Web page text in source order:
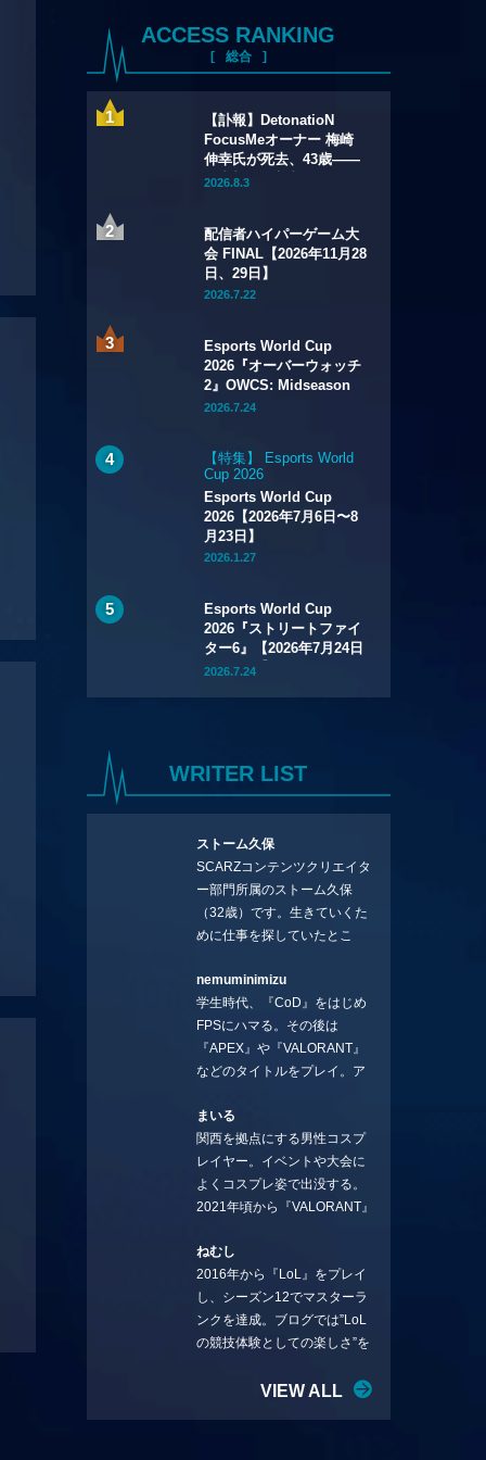
ACCESS RANKING
総合
【訃報】DetonatioN
FocusMeオーナー 梅崎
伸幸氏が死去、43歳——
国内初の給与制eスポーツ
2026.8.3
配信者ハイパーゲーム大
会 FINAL【2026年11月28
日、29日】
2026.7.22
Esports World Cup
2026『オーバーウォッチ
2』OWCS: Midseason
Championship【2026年
2026.7.24
【特集】 Esports World
Cup 2026
Esports World Cup
2026【2026年7月6日〜8
月23日】
2026.1.27
Esports World Cup
2026『ストリートファイ
ター6』【2026年7月24日
～8月1日】
2026.7.24
WRITER LIST
ストーム久保
SCARZコンテンツクリエイタ
ー部門所属のストーム久保
（32歳）です。生きていくた
めに仕事を探していたとこ
コラムを連載させてもらえる
ことになりました。言いたい
ことを言っていきます。X：
https://x.com/stormKUBO
YouTube：
rmKUBO
nemuminimizu
学生時代、『CoD』をはじめ
FPSにハマる。その後は
『APEX』や『VALORANT』
などのタイトルをプレイ。ア
BGMなどを手掛ける作曲家と
フリーランスのライターの二
足の草鞋を履いて幅広く活動
中。無類のラーメン好き！
Twitter:@ongakucas
まいる
関西を拠点にする男性コスプ
レイヤー。イベントや大会に
よくコスプレ姿で出没する。
2021年頃から『VALORANT』
続ける。現在の推しチームは
「CREST GAMING」。X：
@mlunias（Photo by
Subaru.F.）
ねむし
2016年から『LoL』をプレイ
し、シーズン12でマスターラ
ンクを達成。ブログでは”LoL
の競技体験としての楽しさ”を
リーを愛し、元ADCメイン
VIEW ALL